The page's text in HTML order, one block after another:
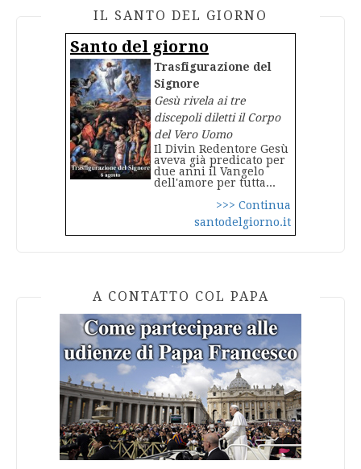
IL SANTO DEL GIORNO
Santo del giorno
Trasfigurazione del
Signore
Gesù rivela ai tre
discepoli diletti il Corpo
del Vero Uomo
Il Divin Redentore Gesù
aveva già predicato per
due anni il Vangelo
dell'amore per tutta...
>>> Continua
santodelgiorno.it
A CONTATTO COL PAPA